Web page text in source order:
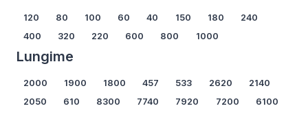
produsului.
produsului.
Granulație
120 80 100 60 40 150 180
240
400
320 220 600 800 1000
Lungime
Lungime
2000 1900 1800 457 533 2620
2140
2050
610 8300 7740 7920 7200
6100